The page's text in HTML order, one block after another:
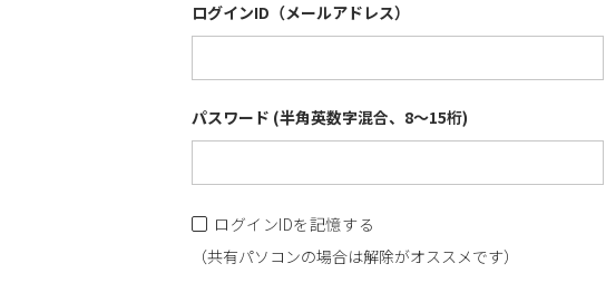
ログインID（メールアドレス）
パスワード (半角英数字混合、8～15桁)
ログインIDを記憶する
（共有パソコンの場合は解除がオススメです）